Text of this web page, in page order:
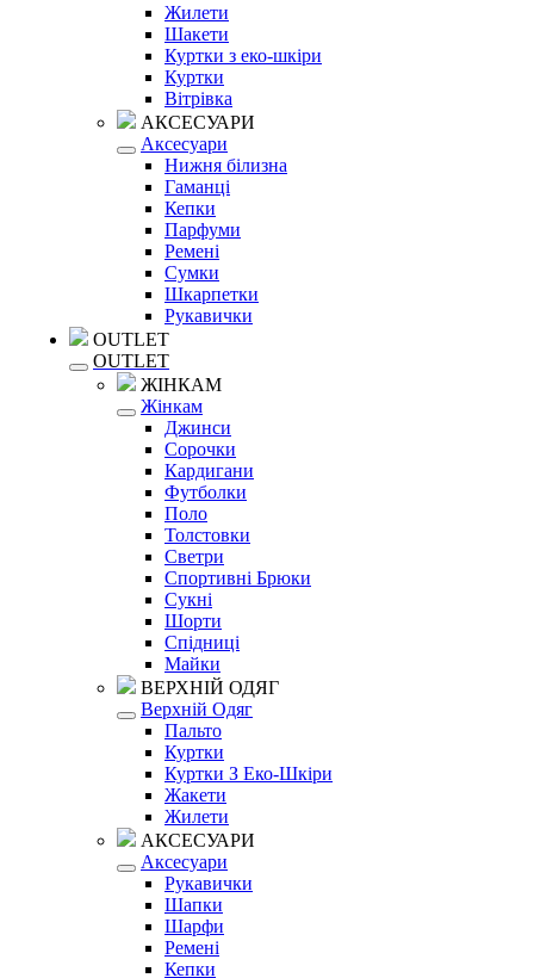
Жилети
Шакети
Куртки з еко-шкіри
Куртки
Вітрівка
АКСЕСУАРИ
Аксесуари
Нижня білизна
Гаманці
Кепки
Парфуми
Ремені
Сумки
Шкарпетки
Рукавички
OUTLET
OUTLET
ЖІНКАМ
Жінкам
Джинси
Сорочки
Кардигани
Футболки
Поло
Толстовки
Светри
Спортивні Брюки
Сукні
Шорти
Спідниці
Майки
ВЕРХНІЙ ОДЯГ
Верхній Одяг
Пальто
Куртки
Куртки З Еко-Шкіри
Жакети
Жилети
АКСЕСУАРИ
Аксесуари
Рукавички
Шапки
Шарфи
Ремені
Кепки